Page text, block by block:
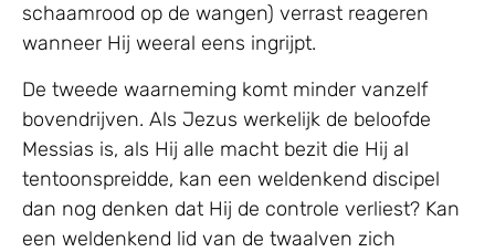
schaamrood op de wangen) verrast reageren
wanneer Hij weeral eens ingrijpt.
De tweede waarneming komt minder vanzelf
bovendrijven. Als Jezus werkelijk de beloofde
Messias is, als Hij alle macht bezit die Hij al
tentoonspreidde, kan een weldenkend discipel
dan nog denken dat Hij de controle verliest? Kan
een weldenkend lid van de twaalven zich